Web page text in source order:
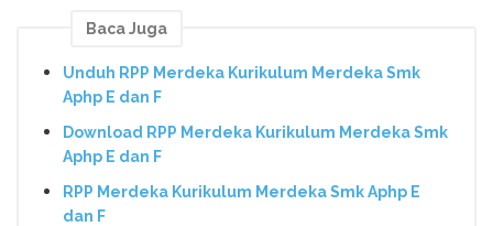
Baca Juga
Unduh RPP Merdeka Kurikulum Merdeka Smk
Aphp E dan F
Download RPP Merdeka Kurikulum Merdeka Smk
Aphp E dan F
RPP Merdeka Kurikulum Merdeka Smk Aphp E
dan F